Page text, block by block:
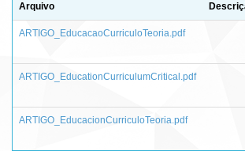
Arquivo
ARTIGO_EducacaoCurriculoTeoria.pdf
ARTIGO_EducationCurriculumCritical.pdf
ARTIGO_EducacionCurriculoTeoria.pdf